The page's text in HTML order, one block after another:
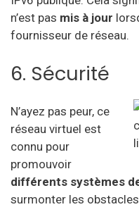
n’est pas mis à jour
fournisseur de réseau.
6. Sécurité
N’ayez pas peur, ce
réseau virtuel est
connu pour
promouvoir
différents systèmes
surmonter les